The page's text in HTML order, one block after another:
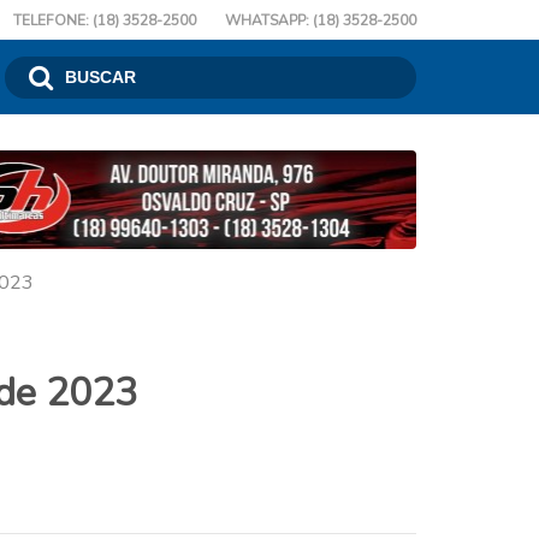
TELEFONE: (18) 3528-2500 WHATSAPP: (18) 3528-2500
2023